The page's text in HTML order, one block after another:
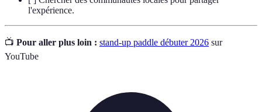
l'expérience.
📺 Pour aller plus loin : stand-up paddle débuter 2026 sur
YouTube